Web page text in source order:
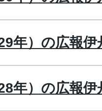
年）の広報伊
年）の広報伊